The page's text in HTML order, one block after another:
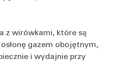
z wirówkami, które są
gazem obojętnym,
i wydajnie przy